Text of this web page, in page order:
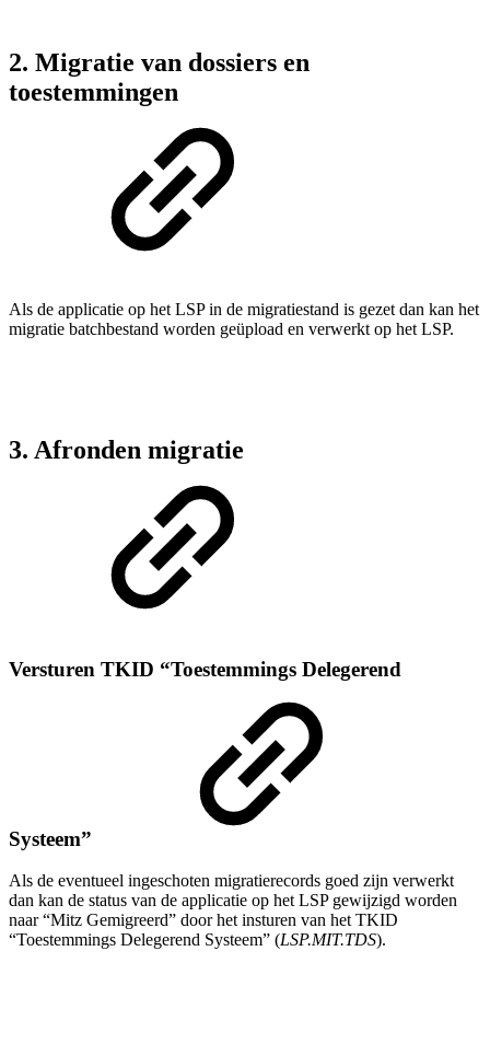
2. Migratie van dossiers en
toestemmingen
Als de applicatie op het LSP in de migratiestand is gezet dan kan het
migratie batchbestand worden geüpload en verwerkt op het LSP.
3. Afronden migratie
Versturen TKID “Toestemmings Delegerend
Systeem”
Als de eventueel ingeschoten migratierecords goed zijn verwerkt
dan kan de status van de applicatie op het LSP gewijzigd worden
naar “Mitz Gemigreerd” door het insturen van het TKID
“Toestemmings Delegerend Systeem” (LSP.MIT.TDS).